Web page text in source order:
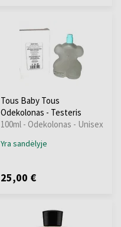
Tous Baby Tous
Odekolonas - Testeris
100ml - Odekolonas - Unisex
Yra sandėlyje
25,00 €